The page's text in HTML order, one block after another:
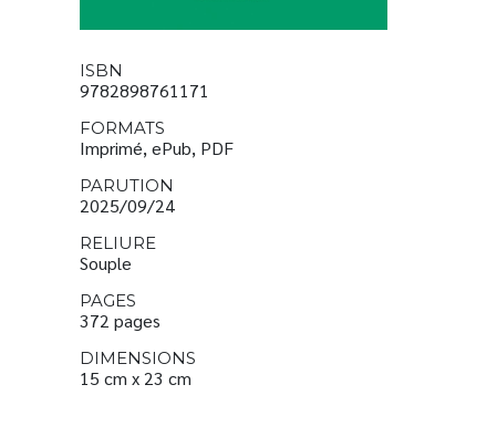
ISBN
9782898761171
FORMATS
Imprimé, ePub, PDF
PARUTION
2025/09/24
RELIURE
Souple
PAGES
372 pages
DIMENSIONS
15 cm x 23 cm